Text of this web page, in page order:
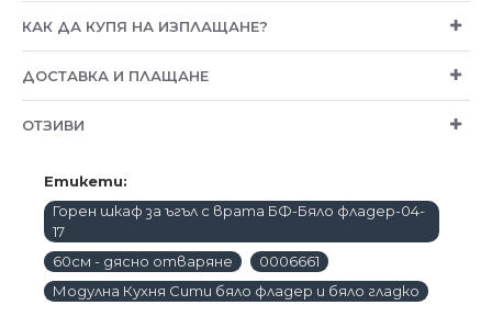
КАК ДА КУПЯ НА ИЗПЛАЩАНЕ?
ДОСТАВКА И ПЛАЩАНЕ
ОТЗИВИ
Етикети:
Горен шкаф за ъгъл с врата БФ-Бяло фладер-04-
17
60см - дясно отваряне
0006661
Модулна Кухня Сити бяло фладер и бяло гладко